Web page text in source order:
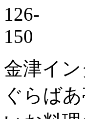
金津イ
ぐらば